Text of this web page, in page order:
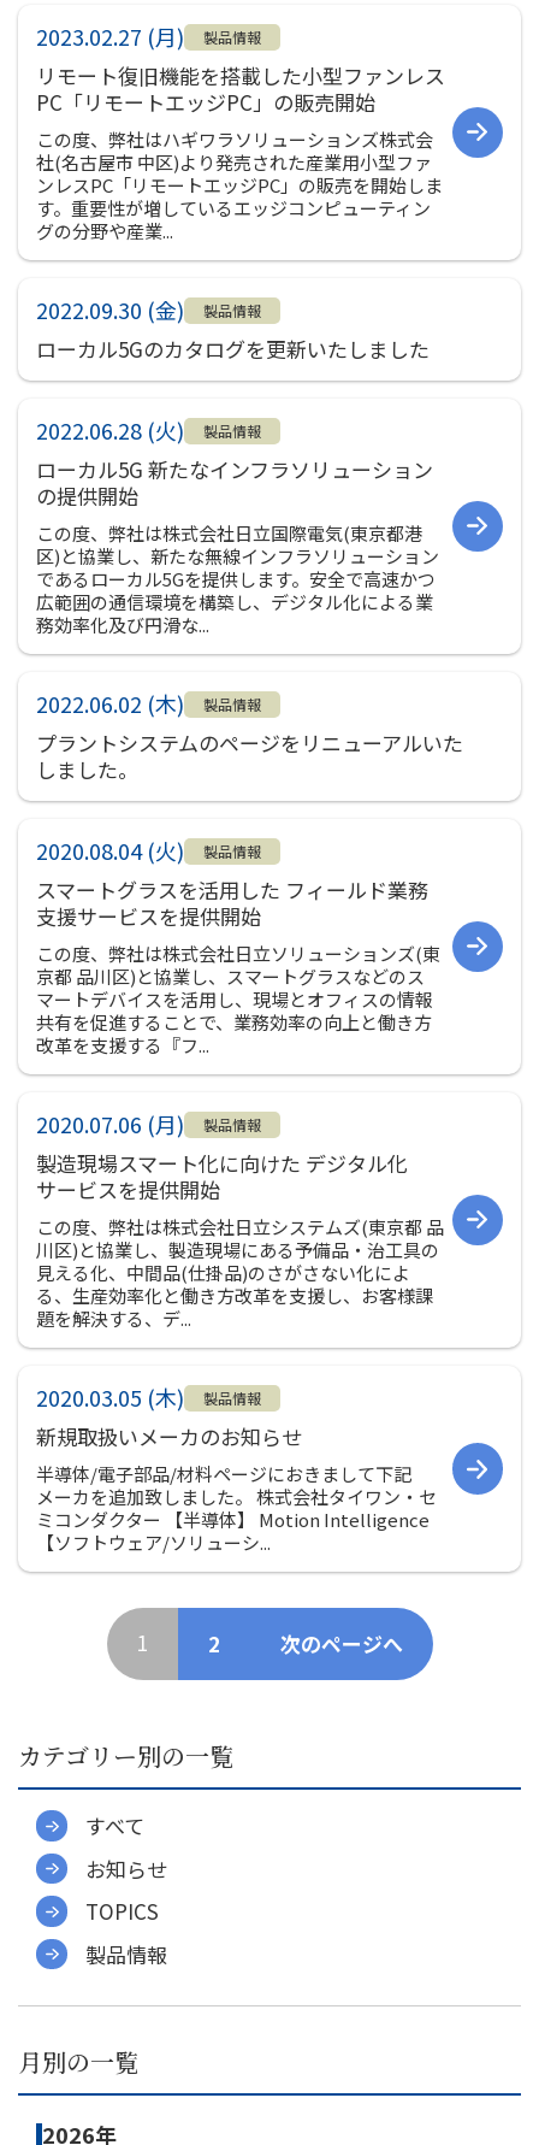
メールフォーム
03-6850-9900
2023.02.27 (月) 製品情報
リモート復旧機能を搭載した小型ファンレス
PC「リモートエッジPC」の販売開始
この度、弊社はハギワラソリューションズ株式会
社(名古屋市 中区)より発売された産業用小型ファ
ンレスPC「リモートエッジPC」の販売を開始しま
す。重要性が増しているエッジコンピューティン
グの分野や産業...
2022.09.30 (金) 製品情報
ローカル5Gのカタログを更新いたしました
2022.06.28 (火) 製品情報
ローカル5G 新たなインフラソリューション
の提供開始
この度、弊社は株式会社日立国際電気(東京都港
区)と協業し、新たな無線インフラソリューション
であるローカル5Gを提供します。安全で高速かつ
広範囲の通信環境を構築し、デジタル化による業
務効率化及び円滑な...
2022.06.02 (木) 製品情報
プラントシステムのページをリニューアルいた
しました。
2020.08.04 (火) 製品情報
スマートグラスを活用した フィールド業務
支援サービスを提供開始
この度、弊社は株式会社日立ソリューションズ(東
京都 品川区)と協業し、スマートグラスなどのス
マートデバイスを活用し、現場とオフィスの情報
共有を促進することで、業務効率の向上と働き方
改革を支援する『フ...
2020.07.06 (月) 製品情報
製造現場スマート化に向けた デジタル化
サービスを提供開始
この度、弊社は株式会社日立システムズ(東京都 品
川区)と協業し、製造現場にある予備品・治工具の
見える化、中間品(仕掛品)のさがさない化によ
る、生産効率化と働き方改革を支援し、お客様課
題を解決する、デ...
2020.03.05 (木) 製品情報
新規取扱いメーカのお知らせ
半導体/電子部品/材料ページにおきまして下記
メーカを追加致しました。 株式会社タイワン・セ
ミコンダクター 【半導体】 Motion Intelligence
【ソフトウェア/ソリューシ...
ゲー
ショ
ン
1 2 次のページへ
カテゴリー別の一覧
すべて
お知らせ
TOPICS
製品情報
月別の一覧
2026年